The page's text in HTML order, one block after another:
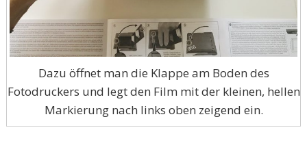
Dazu öffnet man die Klappe am Boden des
Fotodruckers und legt den Film mit der kleinen, hellen
Markierung nach links oben zeigend ein.